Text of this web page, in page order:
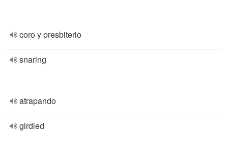
coro y presbiterio
snaring
atrapando
girdled